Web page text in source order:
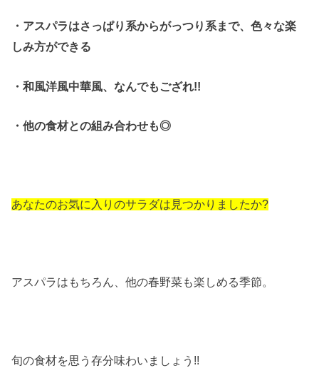
・アスパラはさっぱり系からがっつり系まで、色々な楽
しみ方ができる
・和風洋風中華風、なんでもござれ!!
・他の食材との組み合わせも◎
あなたのお気に入りのサラダは見つかりましたか?
アスパラはもちろん、他の春野菜も楽しめる季節。
旬の食材を思う存分味わいましょう!!